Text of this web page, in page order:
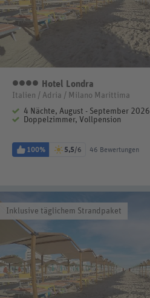
4 Sterne
Hotel Londra
Italien / Adria / Milano Marittima
4 Nächte, August - September 2026
Doppelzimmer, Vollpension
100% 5,5/6 46 Bewertungen
Inklusive täglichem Strandpaket